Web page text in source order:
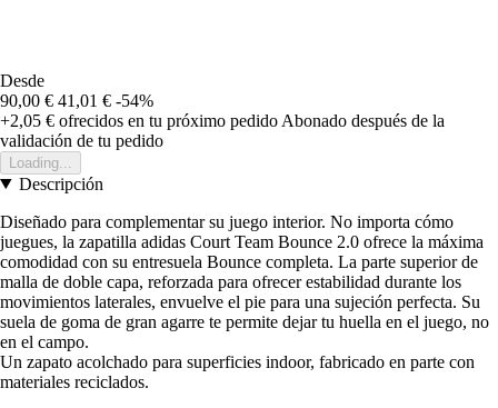
Desde
90,00 € 41,01 € -54%
+2,05 € ofrecidos en tu próximo pedido Abonado después de la
validación de tu pedido
Loading...
Descripción
Diseñado para complementar su juego interior. No importa cómo
juegues, la zapatilla adidas Court Team Bounce 2.0 ofrece la máxima
comodidad con su entresuela Bounce completa. La parte superior de
malla de doble capa, reforzada para ofrecer estabilidad durante los
movimientos laterales, envuelve el pie para una sujeción perfecta. Su
suela de goma de gran agarre te permite dejar tu huella en el juego, no
en el campo.
Un zapato acolchado para superficies indoor, fabricado en parte con
materiales reciclados.